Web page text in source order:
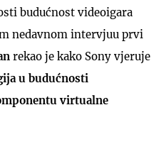
budućnost videoigara
nedavnom intervjuu prvi
rekao je kako Sony vjeruje
u budućnosti
virtualne